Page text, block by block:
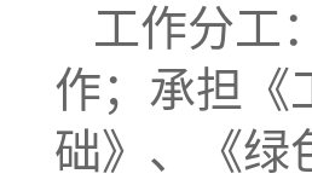
工作分工
作；承担《
础》、《绿